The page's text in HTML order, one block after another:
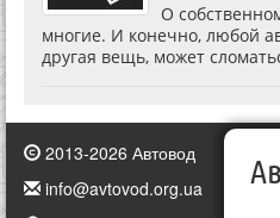
О
многие. И конечно, любой
другая вещь, может
2013-2026 Автовод
info@avtovod.org.ua